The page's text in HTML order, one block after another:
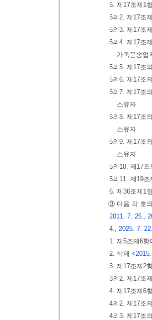
5. 제17조제1
5의2. 제17조
5의3. 제17조
5의4. 제17조
가축운송업
5의5. 제17조
5의6. 제17조
5의7. 제17조
소유자
5의8. 제17조
소유자
5의9. 제17조
소유자
5의10. 제17
5의11. 제19
6. 제36조제1
③ 다음 각 호
2011. 7. 25.,
4., 2025. 7.
1. 제5조제6
2. 삭제
3. 제17조제2
3의2. 제17조
4. 제17조제6
4의2. 제17조
4의3. 제17조